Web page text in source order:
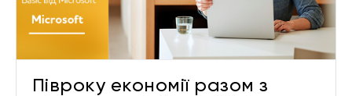
Півроку економії разом з
Ми зазвичай відповідаємо дуже швидко